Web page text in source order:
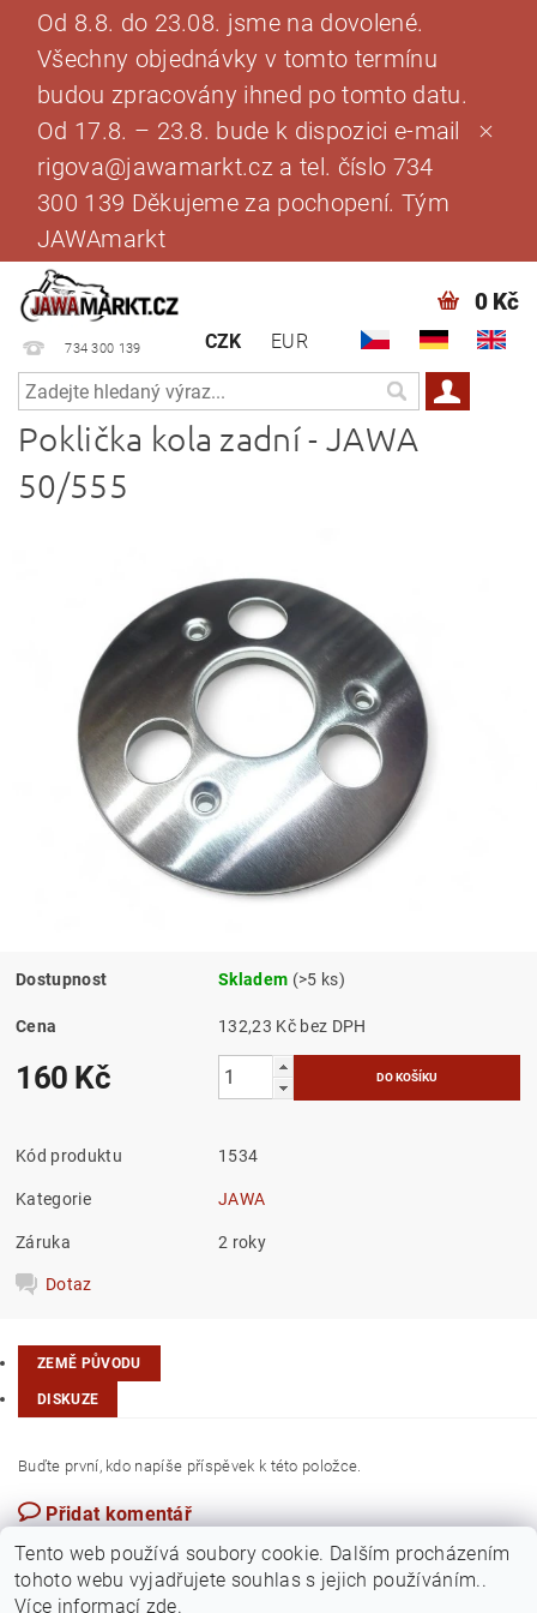
Od 8.8. do 23.08. jsme na dovolené.
Všechny objednávky v tomto termínu
budou zpracovány ihned po tomto datu.
Od 17.8. – 23.8. bude k dispozici e-mail
rigova@jawamarkt.cz a tel. číslo 734
300 139 Děkujeme za pochopení. Tým
JAWAmarkt
734 300 139 CZK EUR
0 Kč
Poklička kola zadní - JAWA
50/555
Dostupnost Skladem (>5 ks)
Cena 132,23 Kč bez DPH
160 Kč
Kód produktu 1534
Kategorie JAWA
Záruka 2 roky
Dotaz
ZEMĚ PŮVODU
DISKUZE
Buďte první, kdo napíše příspěvek k této položce.
Přidat komentář
Tento web používá soubory cookie. Dalším procházením
tohoto webu vyjadřujete souhlas s jejich používáním..
Více informací zde.